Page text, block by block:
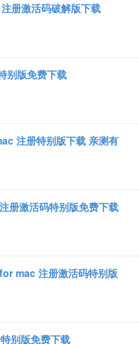
册激活码破解版下载
别版免费下载
注册特别版下载 亲测有
册激活码特别版免费下载
mac 注册激活码特别版
别版免费下载